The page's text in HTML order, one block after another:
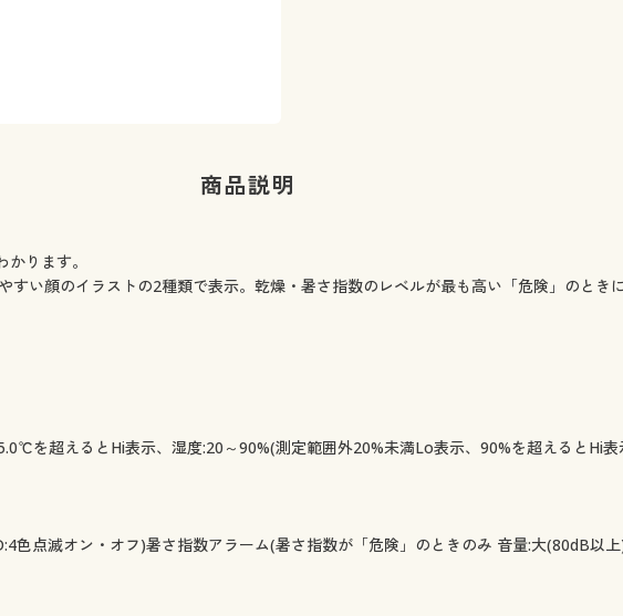
商品説明
ります。
い顔のイラストの2種類で表示。乾燥・暑さ指数のレベルが最も高い「危険」のとき
を超えるとHi表示、湿度:20～90%(測定範囲外20%未満Lo表示、90%を超えるとHi表
点滅オン・オフ)暑さ指数アラーム(暑さ指数が「危険」のときのみ 音量:大(80dB以